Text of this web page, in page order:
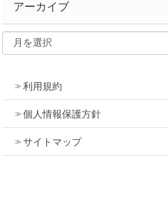
アーカイブ
利用規約
個人情報保護方針
サイトマップ